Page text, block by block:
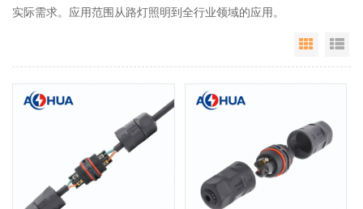
实际需求。应用范围从路灯照明到全行业领域的应用。
Grid